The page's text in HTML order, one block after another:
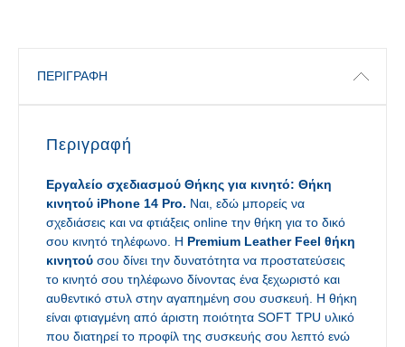
ΠΕΡΙΓΡΑΦΉ
Περιγραφή
Εργαλείο σχεδιασμού Θήκης για κινητό: Θήκη
κινητού iPhone 14 Pro. Ναι, εδώ μπορείς να
σχεδιάσεις και να φτιάξεις οnline την θήκη για το δικό
σου κινητό τηλέφωνο. Η Premium Leather Feel θήκη
κινητού σου δίνει την δυνατότητα να προστατεύσεις
το κινητό σου τηλέφωνο δίνοντας ένα ξεχωριστό και
αυθεντικό στυλ στην αγαπημένη σου συσκευή. Η θήκη
είναι φτιαγμένη από άριστη ποιότητα SOFT TPU υλικό
που διατηρεί το προφίλ της συσκευής σου λεπτό ενώ